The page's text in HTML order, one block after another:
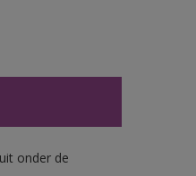
onder de